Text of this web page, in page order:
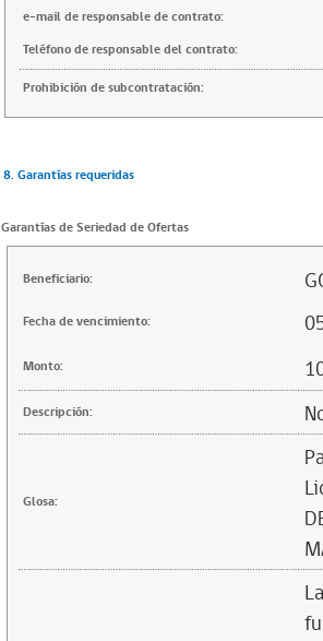
e-mail de responsable de contrato:
Teléfono de responsable del contrato:
Prohibición de subcontratación:
8. Garantías requeridas
Garantías de Seriedad de Ofertas
Beneficiario:
Fecha de vencimiento:
Monto:
Descripción:
Glosa: